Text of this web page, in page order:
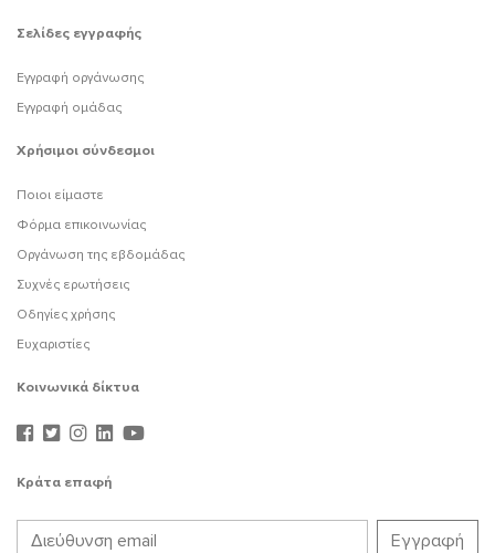
Σελίδες εγγραφής
Εγγραφή οργάνωσης
Εγγραφή ομάδας
Χρήσιμοι σύνδεσμοι
Ποιοι είμαστε
Φόρμα επικοινωνίας
Οργάνωση της εβδομάδας
Συχνές ερωτήσεις
Οδηγίες χρήσης
Ευχαριστίες
Κοινωνικά δίκτυα
Κράτα επαφή